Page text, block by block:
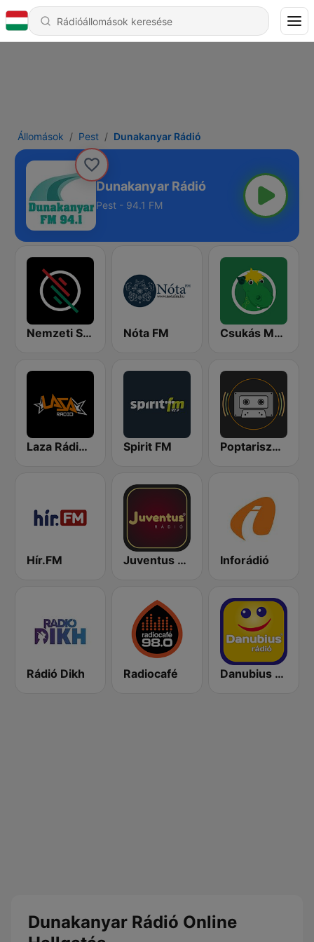
Állomások Pest Dunakanyar Rádió
Dunakanyar Rádió
Pest - 94.1 FM
Nemzeti Sportrádió Nóta FM Csukás Meserádió
Laza Rádió - Mulatós Csatorna Spirit FM Poptarisznya
Hír.FM Juventus Rádió Inforádió
Rádió Dikh Radiocafé Danubius Rádió
Dunakanyar Rádió Online